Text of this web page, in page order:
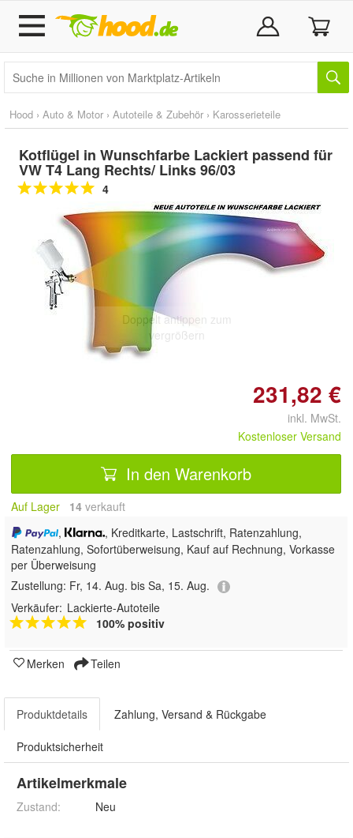
Hood › Auto & Motor › Autoteile & Zubehör › Karosserieteile
Kotflügel in Wunschfarbe Lackiert passend für
VW T4 Lang Rechts/ Links 96/03
4
Doppelt antippen zum
vergrößern
231,82 €
inkl. MwSt.
Kostenloser Versand
In den Warenkorb
Auf Lager 14 verkauft
,
, Kreditkarte, Lastschrift, Ratenzahlung,
Ratenzahlung, Sofortüberweisung, Kauf auf Rechnung, Vorkasse
per Überweisung
Zustellung: Fr, 14. Aug. bis Sa, 15. Aug.
Verkäufer: Lackierte-Autoteile
100% positiv
Merken Teilen
Produktdetails Zahlung, Versand & Rückgabe
Produktsicherheit
Artikelmerkmale
Zustand: Neu